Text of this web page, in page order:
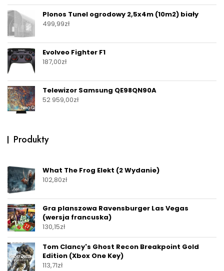
Plonos Tunel ogrodowy 2,5x4m (10m2) biały
499,99zł
Evolveo Fighter F1
187,00zł
Telewizor Samsung QE98QN90A
52 959,00zł
Produkty
What The Frog Elekt (2 Wydanie)
102,80zł
Gra planszowa Ravensburger Las Vegas
(wersja francuska)
130,15zł
Tom Clancy's Ghost Recon Breakpoint Gold
Edition (Xbox One Key)
113,71zł